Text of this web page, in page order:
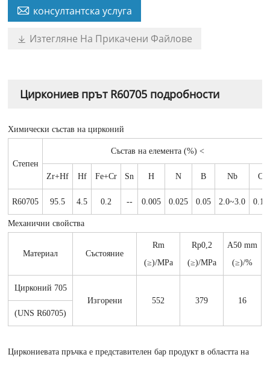
 консултантска услуга
 Изтегляне На Прикачени Файлове
Циркониев прът R60705 подробности
Химически състав на цирконий
Степен
Състав на елемента (%) <
Zr+Hf Hf Fe+Cr Sn Н N В Nb O
R60705 95.5 4.5 0.2 -- 0.005 0.025 0.05 2.0~3.0 0.18
Механични свойства
Материал Състояние
Rm
(≥)/MPa
Rp0,2
(≥)/MPa
A50 mm
(≥)/%
Цирконий 705
Изгорени
552 379
16
(UNS R60705)
Циркониевата пръчка е представителен бар продукт в областта на